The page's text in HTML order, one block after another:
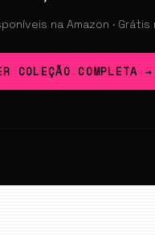
na Amazon ·
COLEÇÃO COMPLETA →